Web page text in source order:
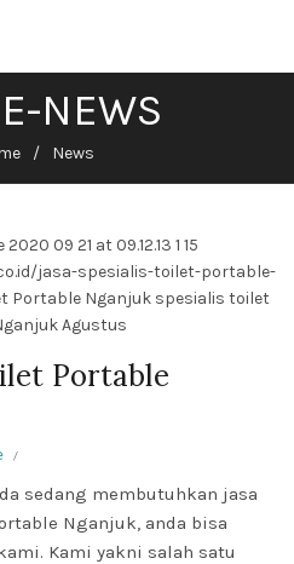
NEWS
News
Portable
sedang membutuhkan jasa
Nganjuk, anda bisa
Kami yakni salah satu